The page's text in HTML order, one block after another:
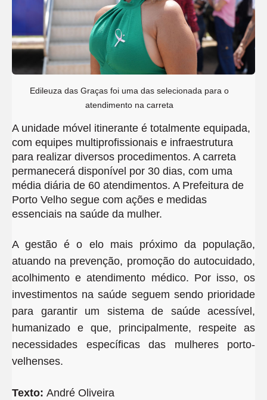
Edileuza das Graças foi uma das selecionada para o
atendimento na carreta
A unidade móvel itinerante é totalmente equipada,
com equipes multiprofissionais e infraestrutura
para realizar diversos procedimentos. A carreta
permanecerá disponível por 30 dias, com uma
média diária de 60 atendimentos. A Prefeitura de
Porto Velho segue com ações e medidas
essenciais na saúde da mulher.
A gestão é o elo mais próximo da população,
atuando na prevenção, promoção do autocuidado,
acolhimento e atendimento médico. Por isso, os
investimentos na saúde seguem sendo prioridade
para garantir um sistema de saúde acessível,
humanizado e que, principalmente, respeite as
necessidades específicas das mulheres porto-
velhenses.
Texto: André Oliveira